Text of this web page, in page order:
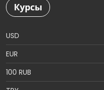
Курсы
USD
EUR
100 RUB